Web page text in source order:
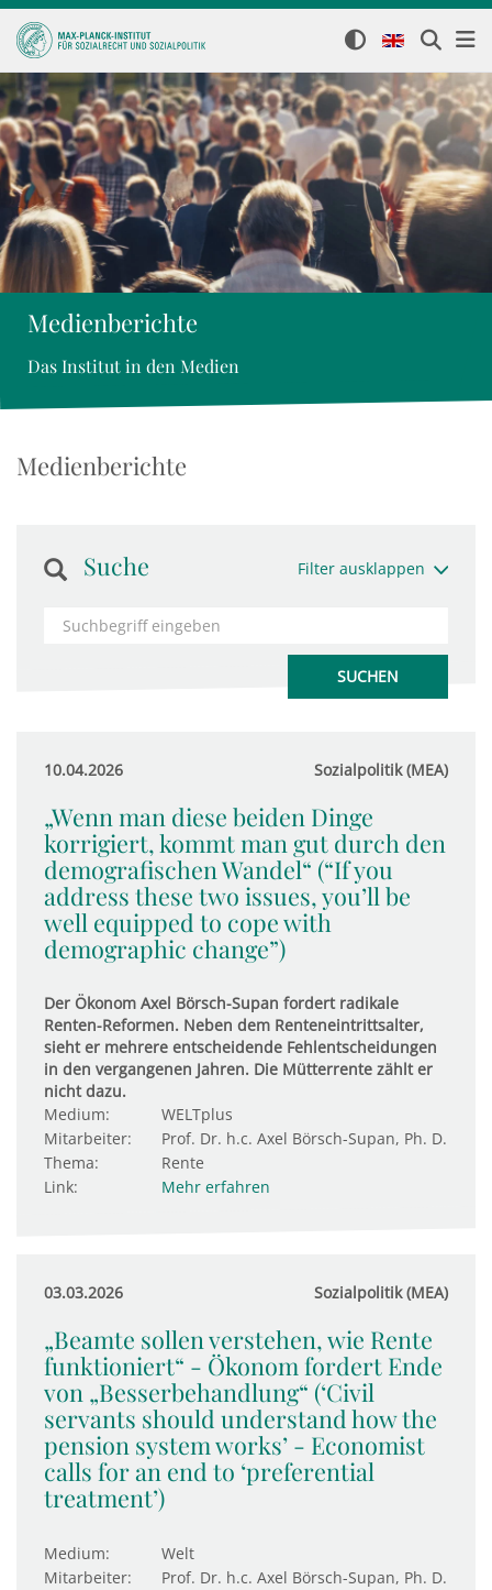
Medienberichte
Das Institut in den Medien
Medienberichte
Suche Filter ausklappen
10.04.2026 Sozialpolitik (MEA)
„Wenn man diese beiden Dinge
korrigiert, kommt man gut durch den
demografischen Wandel“ (“If you
address these two issues, you’ll be
well equipped to cope with
demographic change”)
Der Ökonom Axel Börsch-Supan fordert radikale
Renten-Reformen. Neben dem Renteneintrittsalter,
sieht er mehrere entscheidende Fehlentscheidungen
in den vergangenen Jahren. Die Mütterrente zählt er
nicht dazu.
Medium:
WELTplus
Mitarbeiter:
Prof. Dr. h.c. Axel Börsch-Supan, Ph. D.
Thema:
Rente
Link:
Mehr erfahren
03.03.2026 Sozialpolitik (MEA)
„Beamte sollen verstehen, wie Rente
funktioniert“ - Ökonom fordert Ende
von „Besserbehandlung“ (‘Civil
servants should understand how the
pension system works’ - Economist
calls for an end to ‘preferential
treatment’)
Medium:
Welt
Mitarbeiter:
Prof. Dr. h.c. Axel Börsch-Supan, Ph. D.